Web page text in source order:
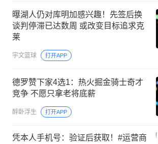
曝湖人仍对库明加感兴趣！先签后换
谈判停滞已达数周 或改变目标追求克
莱
宇文篮球 打开APP
德罗赞下家4选1：热火掘金骑士奇才
竞争 不愿只拿老将底薪
醉卧浮生 打开APP
凭本人手机号：验证后获取！#运营商